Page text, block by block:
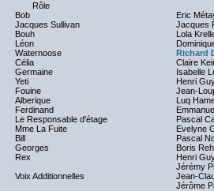
Rôle
Bob
Eric
Jacques Sullivan
Jacques
Bouh
Lola
Léon
Waternoose
Richard
Célia
Claire
Germaine
Isabelle
Yeti
Henri
Fouine
Jean-
Alberique
Luq
Ferdinand
Le Responsable d'étage
Pascal
Mme La Fuite
Evelyne
Bill
Pascal
Georges
Boris
Rex
Henri
Voix Additionnelles
Jérémy
Jean-
Jérôme